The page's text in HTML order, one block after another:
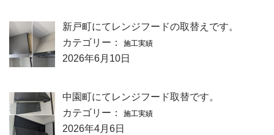
新戸町にてレンジフードの取替えです。
カテゴリー：
施工実績
2026年6月10日
中園町にてレンジフード取替です。
カテゴリー：
施工実績
2026年4月6日